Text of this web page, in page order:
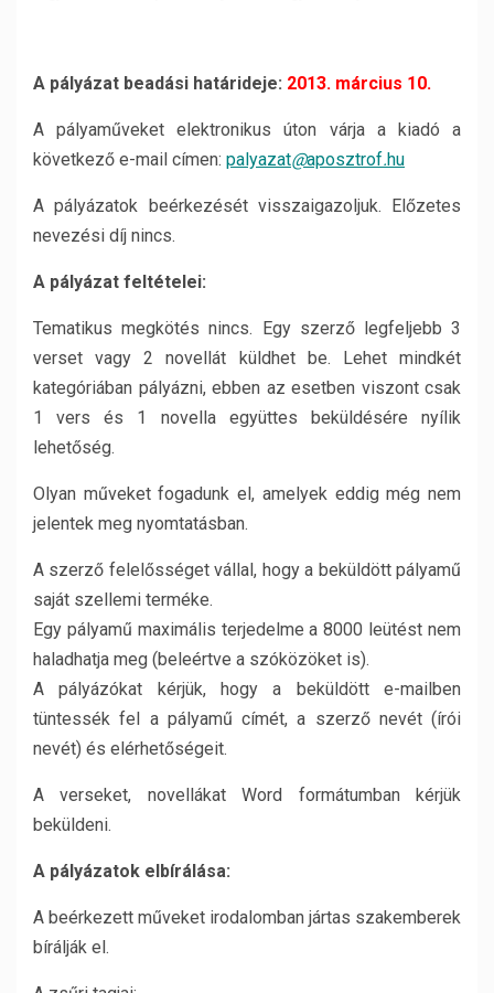
A pályázat beadási határideje: 2013. március 10.
A pályaműveket elektronikus úton várja a kiadó a
következő e-mail címen: palyazat@aposztrof.hu
A pályázatok beérkezését visszaigazoljuk. Előzetes
nevezési díj nincs.
A pályázat feltételei:
Tematikus megkötés nincs. Egy szerző legfeljebb 3
verset vagy 2 novellát küldhet be. Lehet mindkét
kategóriában pályázni, ebben az esetben viszont csak
1 vers és 1 novella együttes beküldésére nyílik
lehetőség.
Olyan műveket fogadunk el, amelyek eddig még nem
jelentek meg nyomtatásban.
A szerző felelősséget vállal, hogy a beküldött pályamű
saját szellemi terméke.
Egy pályamű maximális terjedelme a 8000 leütést nem
haladhatja meg (beleértve a szóközöket is).
A pályázókat kérjük, hogy a beküldött e-mailben
tüntessék fel a pályamű címét, a szerző nevét (írói
nevét) és elérhetőségeit.
A verseket, novellákat Word formátumban kérjük
beküldeni.
A pályázatok elbírálása:
A beérkezett műveket irodalomban jártas szakemberek
bírálják el.